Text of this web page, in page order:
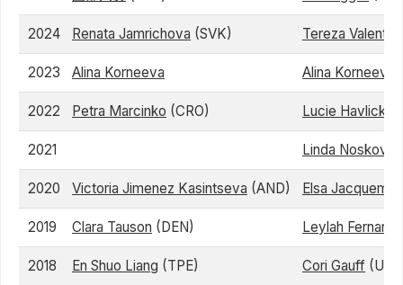
2024 Renata Jamrichova (SVK) Tereza
2023 Alina Korneeva Alina Korneeva
2022 Petra Marcinko (CRO) Lucie
2021 Linda Noskova
2020 Victoria Jimenez Kasintseva (AND) Elsa Jacquemot
2019 Clara Tauson (DEN) Leylah
2018 En Shuo Liang (TPE) Cori Gauff